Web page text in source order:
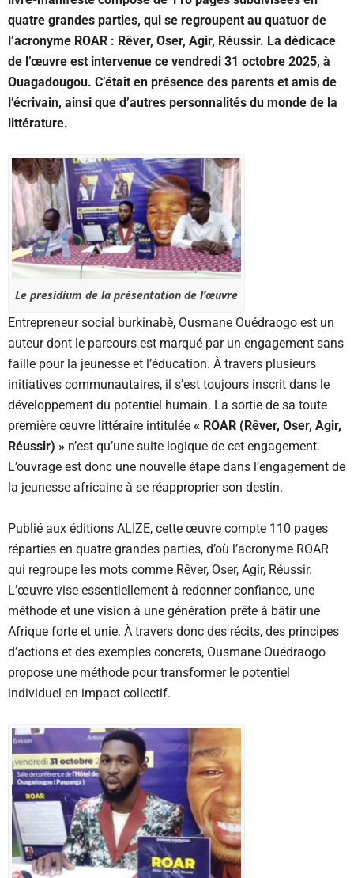
quatre grandes parties, qui se regroupent au quatuor de
l’acronyme ROAR : Rêver, Oser, Agir, Réussir. La dédicace
de l’œuvre est intervenue ce vendredi 31 octobre 2025, à
Ouagadougou. C’était en présence des parents et amis de
l’écrivain, ainsi que d’autres personnalités du monde de la
littérature.
Le presidium de la présentation de l’œuvre
Entrepreneur social burkinabè, Ousmane Ouédraogo est un
auteur dont le parcours est marqué par un engagement sans
faille pour la jeunesse et l’éducation. À travers plusieurs
initiatives communautaires, il s’est toujours inscrit dans le
développement du potentiel humain. La sortie de sa toute
première œuvre littéraire intitulée « ROAR (Rêver, Oser, Agir,
Réussir) » n’est qu’une suite logique de cet engagement.
L’ouvrage est donc une nouvelle étape dans l’engagement de
la jeunesse africaine à se réapproprier son destin.
Publié aux éditions ALIZE, cette œuvre compte 110 pages
réparties en quatre grandes parties, d’où l’acronyme ROAR
qui regroupe les mots comme Rêver, Oser, Agir, Réussir.
L’œuvre vise essentiellement à redonner confiance, une
méthode et une vision à une génération prête à bâtir une
Afrique forte et unie. À travers donc des récits, des principes
d’actions et des exemples concrets, Ousmane Ouédraogo
propose une méthode pour transformer le potentiel
individuel en impact collectif.